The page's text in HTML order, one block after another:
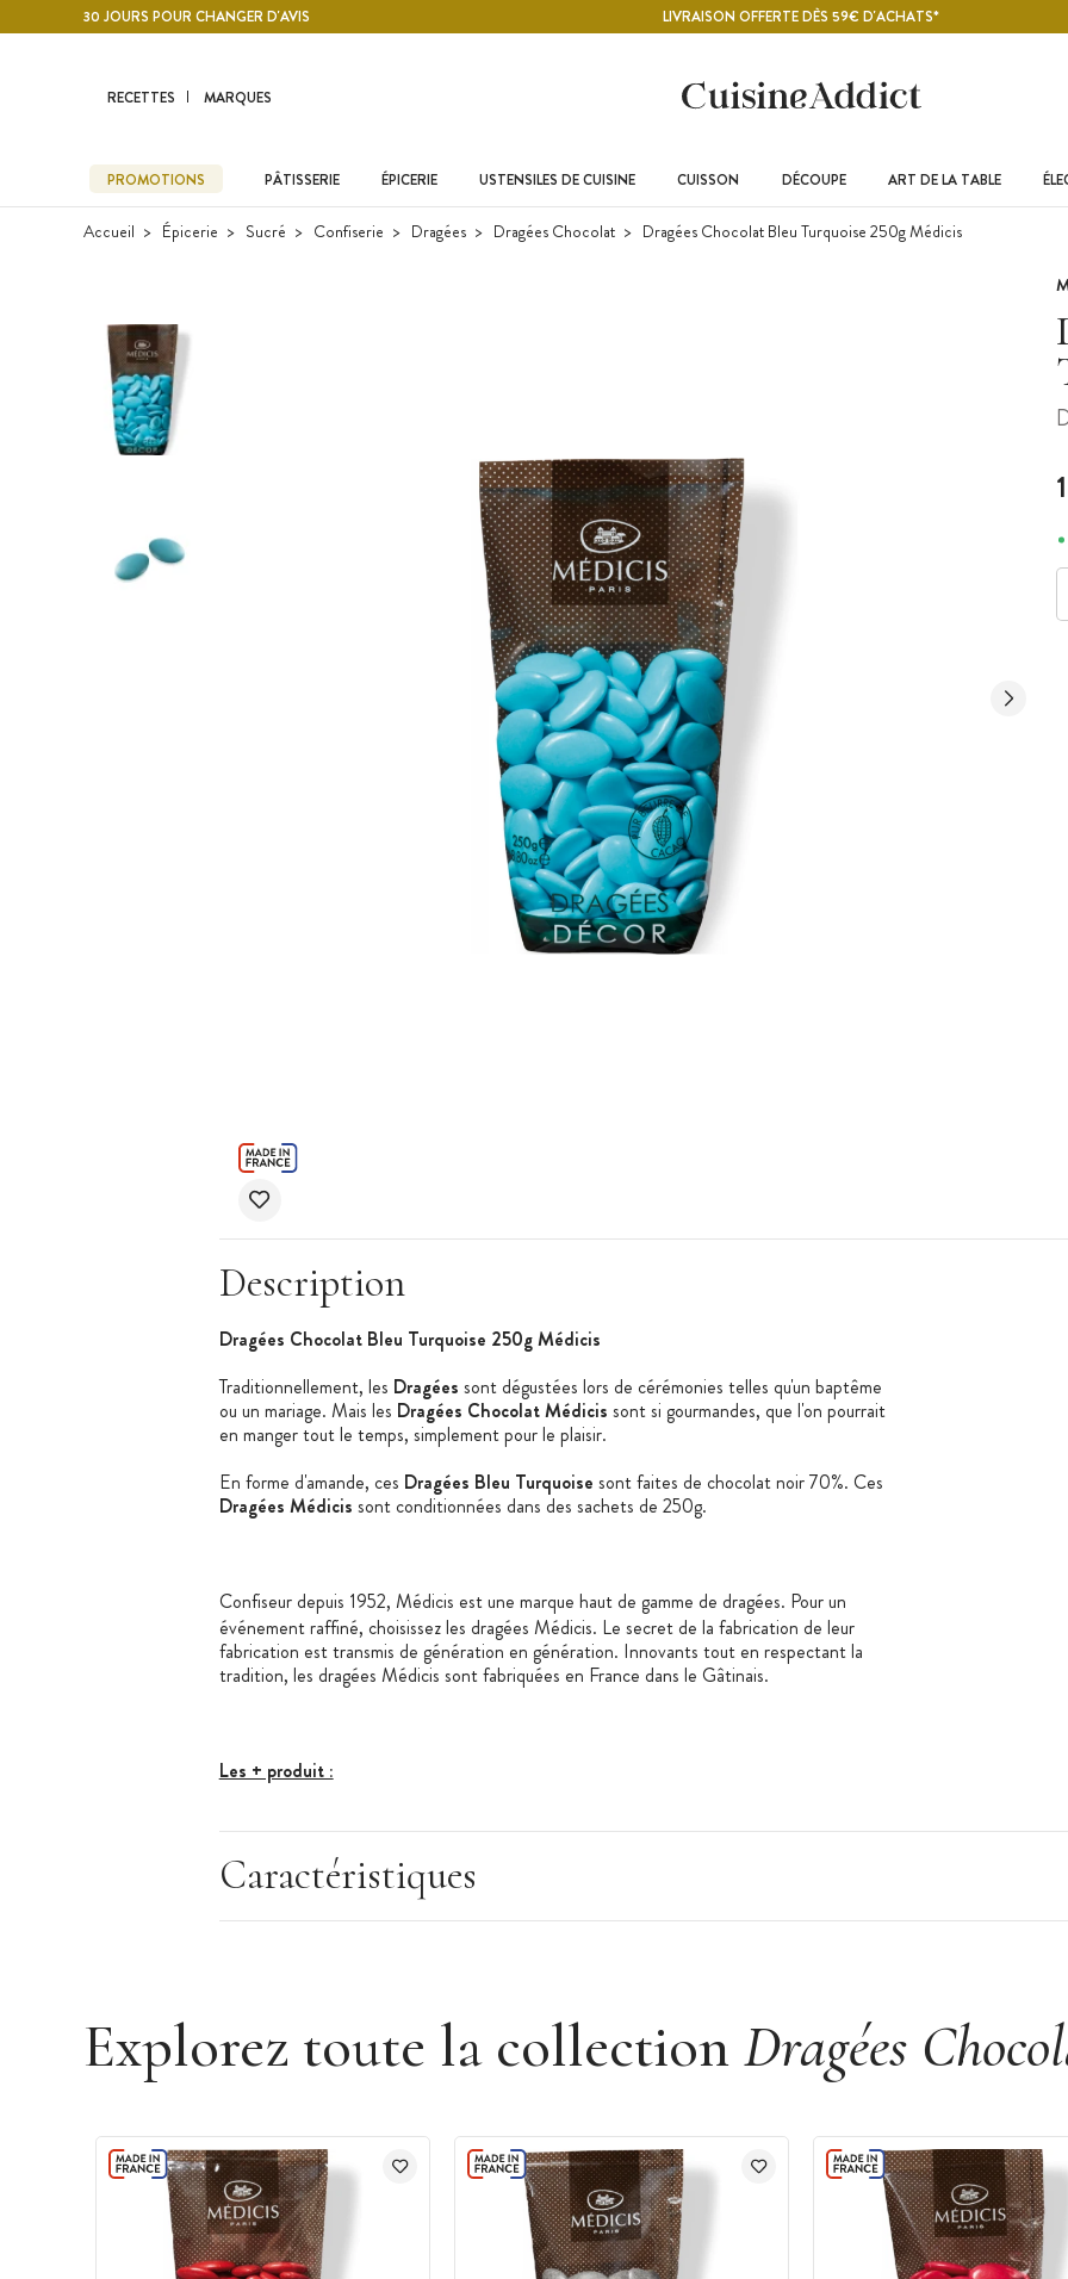
Contenu principal30 JOURS POUR CHANGER D'AVIS LIVRAISON OFFERTE DÈS 59€ D'ACHATS*
RECETTES MARQUES
PROMOTIONS PÂTISSERIE ÉPICERIE USTENSILES DE CUISINE CUISSON DÉCOUPE ART DE LA TABLE
Accueil Épicerie Sucré Confiserie Dragées Dragées Chocolat Dragées Chocolat Bleu Turquoise 250g Médicis
Description
Dragées Chocolat Bleu Turquoise 250g Médicis
Traditionnellement, les Dragées sont dégustées lors de cérémonies telles qu'un baptême
ou un mariage. Mais les Dragées Chocolat Médicis sont si gourmandes, que l'on pourrait
en manger tout le temps, simplement pour le plaisir.
En forme d'amande, ces Dragées Bleu Turquoise sont faites de chocolat noir 70%. Ces
Dragées Médicis sont conditionnées dans des sachets de 250g.
Confiseur depuis 1952, Médicis est une marque haut de gamme de dragées. Pour un
événement raffiné, choisissez les dragées Médicis. Le secret de la fabrication de leur
fabrication est transmis de génération en génération. Innovants tout en respectant la
tradition, les dragées Médicis sont fabriquées en France dans le Gâtinais.
Les + produit :
Couleur originale
Dragées au chocolat
Caractéristiques des Dragées Chocolat :
Nombre de dragées : environ 80
Couleur : Bleu Turquoise
Dragées au chocolat noir 70% de cacao (pur beurre de cacao)
Marque : Médicis
Caractéristiques
Explorez toute la collection Dragées